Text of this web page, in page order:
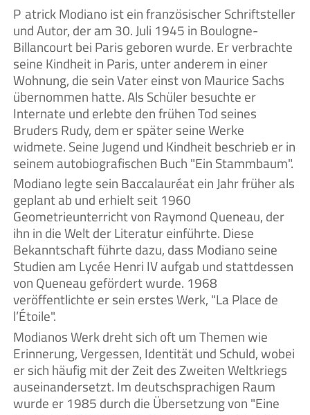
Patrick Modiano ist ein französischer Schriftsteller
und Autor, der am 30. Juli 1945 in Boulogne-
Billancourt bei Paris geboren wurde. Er verbrachte
seine Kindheit in Paris, unter anderem in einer
Wohnung, die sein Vater einst von Maurice Sachs
übernommen hatte. Als Schüler besuchte er
Internate und erlebte den frühen Tod seines
Bruders Rudy, dem er später seine Werke
widmete. Seine Jugend und Kindheit beschrieb er in
seinem autobiografischen Buch "Ein Stammbaum".
Modiano legte sein Baccalauréat ein Jahr früher als
geplant ab und erhielt seit 1960
Geometrieunterricht von Raymond Queneau, der
ihn in die Welt der Literatur einführte. Diese
Bekanntschaft führte dazu, dass Modiano seine
Studien am Lycée Henri IV aufgab und stattdessen
von Queneau gefördert wurde. 1968
veröffentlichte er sein erstes Werk, "La Place de
l’Étoile".
Modianos Werk dreht sich oft um Themen wie
Erinnerung, Vergessen, Identität und Schuld, wobei
er sich häufig mit der Zeit des Zweiten Weltkriegs
auseinandersetzt. Im deutschsprachigen Raum
wurde er 1985 durch die Übersetzung von "Eine